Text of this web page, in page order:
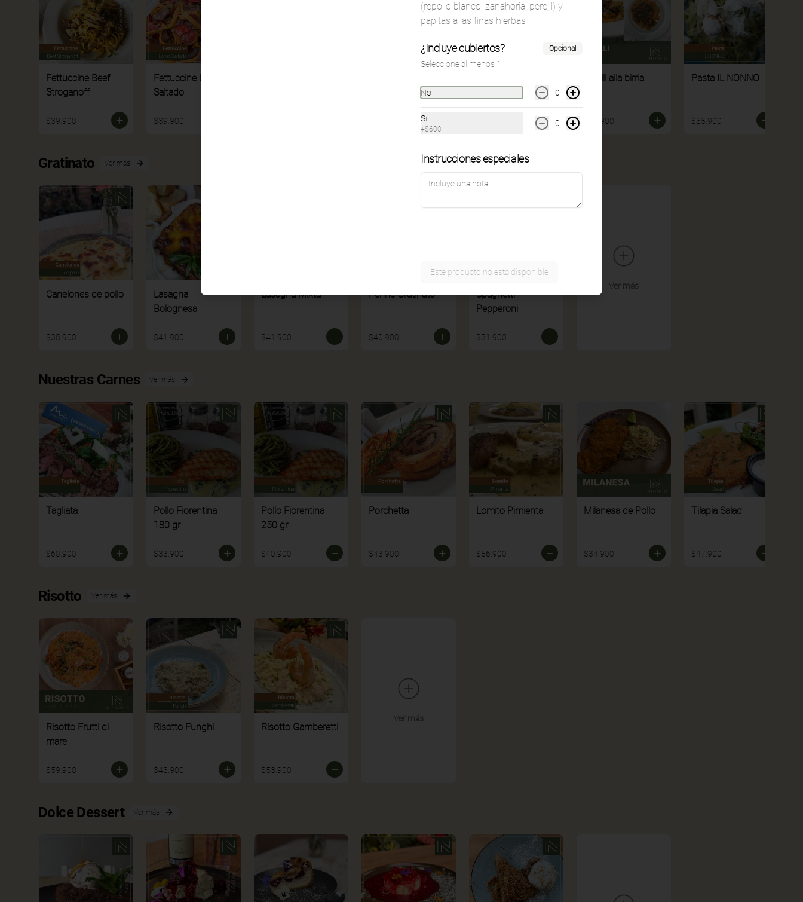
Fettuccine Beef
Stroganoff
$39.900
Fettuccine Lomo
Saltado
$39.900
Fusilli alla birria
$39.900
Pasta IL NONNO
$35.900
Gratinato Ver más
Canelones de pollo
$38.900
Lasagna
Bolognesa
$41.900
Lasagna Mixta
$41.900
Penne Gratinato
$40.900
Spaghetti
Pepperoni
$31.900
Ver más
Nuestras Carnes Ver más
Tagliata
$60.900
Pollo Fiorentina
180 gr
$33.900
Pollo Fiorentina
250 gr
$40.900
Porchetta
$43.900
Lomito Pimienta
$56.900
Milanesa de Pollo
$34.900
Tilapia Salad
$47.900
Risotto Ver más
Risotto Frutti di
mare
$59.900
Risotto Funghi
$43.900
Risotto Gamberetti
$53.900
Ver más
Dolce Dessert Ver más
(repollo blanco, zanahoria, perejil) y
papitas a las finas hierbas
¿Incluye cubiertos? Opcional
Seleccione al menos 1
No 0
Si
+$600
0
Instrucciones especiales
Este producto no esta disponible